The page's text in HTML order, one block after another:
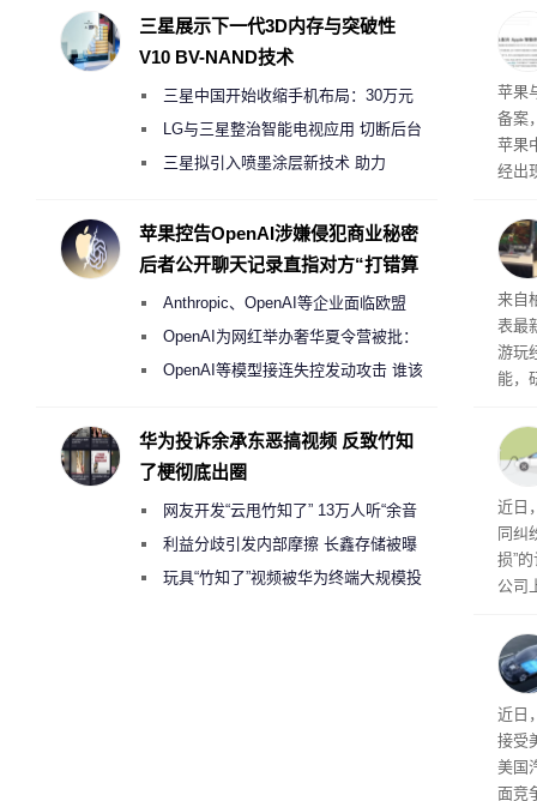
了
苹果
备案
苹果
经出
内
来自
表最
游玩
能，
训练
近日
同纠
损”
公司
事
给
近日
接受
美国
面竞
三星展示下一代3D内存与突破性
V10 BV-NAND技术
三星中国开始收缩手机布局：30万元
月销售额不达标门店 将被逐步清退
LG与三星整治智能电视应用 切断后台
偷偷共享带宽的违规行为
三星拟引入喷墨涂层新技术 助力
度
苹果控告OpenAI涉嫌侵犯商业秘密
后者公开聊天记录直指对方“打错算
Anthropic、OpenAI等企业面临欧盟
《人工智能法案》全新执法权限审查
OpenAI为网红举办奢华夏令营被批：
2000美元一晚 遭讽“反乌托邦”
OpenAI等模型接连失控发动攻击 谁该
华为投诉余承东恶搞视频 反致竹知
了梗彻底出圈
网友开发“云甩竹知了” 13万人听“余音
绕梁”利益分歧引发内部摩擦 长鑫存储被曝
曾将华为驻场工程师驱逐出研发基地
玩具“竹知了”视频被华为终端大规模投